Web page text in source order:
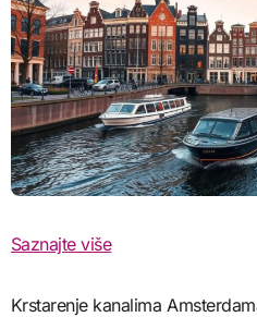
Saznajte više
Krstarenje kanalima